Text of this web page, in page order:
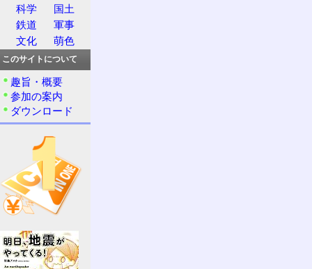
科学
国土
鉄道
軍事
文化
萌色
このサイトについて
趣旨・概要
参加の案内
ダウンロード